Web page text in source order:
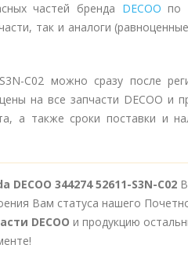
частей бренда DECOO по
так и аналоги
C02 можно сразу после
на все запчасти DECOO и
а также сроки поставки и
344274 52611-S3N-C02
Вам статуса нашего
DECOO и продукцию